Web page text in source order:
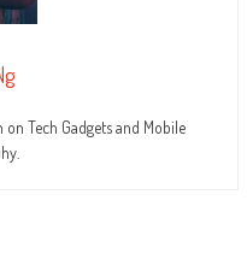
Tech Gadgets and Mobile